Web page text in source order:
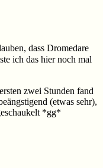
dass Dromedare
ich das hier noch mal
zwei Stunden fand
(etwas sehr),
*gg*